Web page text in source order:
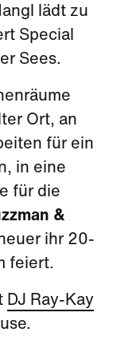
lädt zu
Special
Sees.
Ort, an
für ein
in eine
für die
&
ihr 20-
feiert.
DJ Ray-Kay